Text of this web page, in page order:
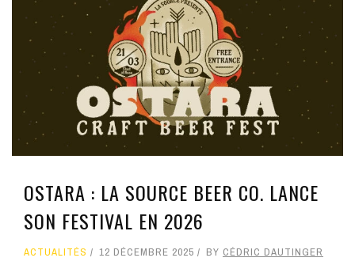
OSTARA : LA SOURCE BEER CO. LANCE
SON FESTIVAL EN 2026
ACTUALITÉS 12 DÉCEMBRE 2025 BY CÉDRIC DAUTINGER